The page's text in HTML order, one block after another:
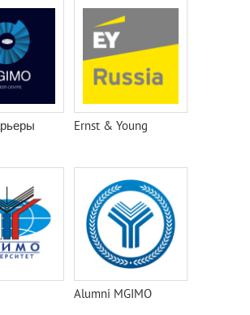
Ernst & Young
Alumni MGIMO